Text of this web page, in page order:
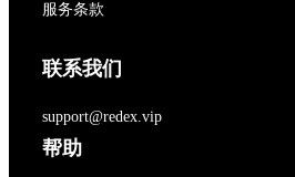
服务条款
联系我们
support@redex.vip
帮助